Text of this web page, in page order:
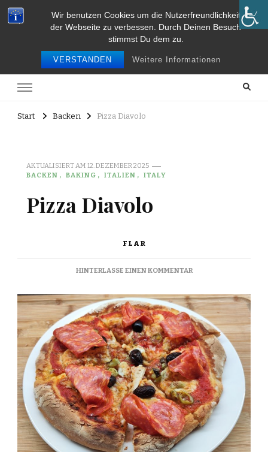
Wir benutzen Cookies um die Nutzerfreundlichkeit
der Webseite zu verbessen. Durch Deinen Besuch
stimmst Du dem zu.
VERSTANDEN Weitere Informationen
Food and Travel
Start Backen Pizza Diavolo
AKTUALISIERT AM 12. DEZEMBER 2025
BACKEN
BAKING ITALIEN ITALY
Pizza Diavolo
FLAR
HINTERLASSE EINEN KOMMENTARZU
DIAVOLO